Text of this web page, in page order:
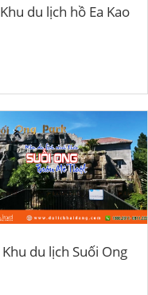
Khu du lịch hồ Ea Kao
Khu du lịch Suối Ong